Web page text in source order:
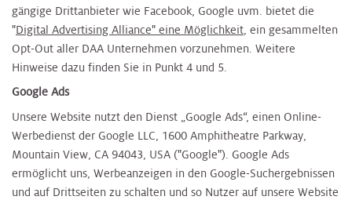
gängige Drittanbieter wie Facebook, Google uvm. bietet die
"Digital Advertising Alliance" eine Möglichkeit, ein gesammelten
Opt-Out aller DAA Unternehmen vorzunehmen. Weitere
Hinweise dazu finden Sie in Punkt 4 und 5.
Google Ads
Unsere Website nutzt den Dienst „Google Ads“, einen Online-
Werbedienst der Google LLC, 1600 Amphitheatre Parkway,
Mountain View, CA 94043, USA ("Google"). Google Ads
ermöglicht uns, Werbeanzeigen in den Google-Suchergebnissen
und auf Drittseiten zu schalten und so Nutzer auf unsere Website